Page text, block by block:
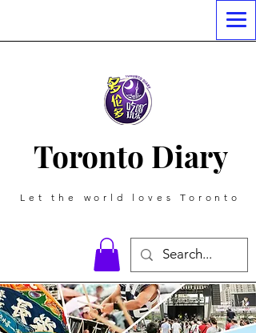
Toronto Diary
Let the world loves Toronto